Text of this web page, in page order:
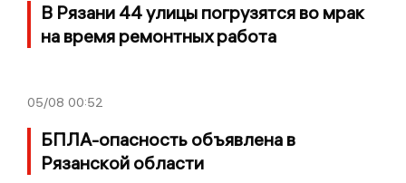
В Рязани 44 улицы погрузятся во мрак
на время ремонтных работа
05/08 00:52
БПЛА-опасность объявлена в
Рязанской области